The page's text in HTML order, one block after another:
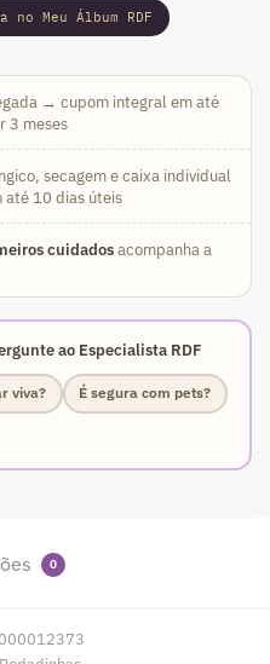
Meu Álbum RDF
→ cupom integral em até
3 meses
secagem e caixa individual
até 10 dias úteis
cuidadosacompanha a
ao Especialista RDF
viva? É segura com pets?
0